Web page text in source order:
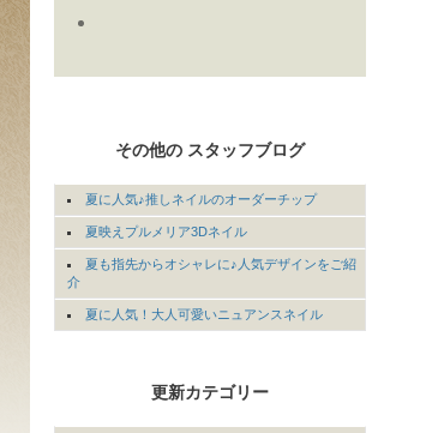
その他の スタッフブログ
夏に人気♪推しネイルのオーダーチップ
夏映えプルメリア3Dネイル
夏も指先からオシャレに♪人気デザインをご紹
介
夏に人気！大人可愛いニュアンスネイル
更新カテゴリー